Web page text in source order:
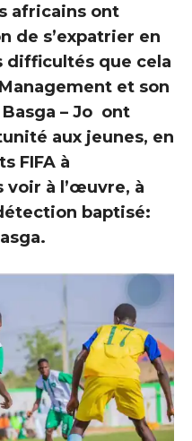
africains ont
de s’expatrier en
difficultés que cela
et son
– Jo ont
aux jeunes, en
FIFA à
voir à l’œuvre, à
baptisé: